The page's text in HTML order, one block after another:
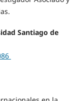
Santiago de